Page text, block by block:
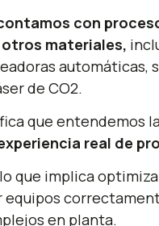
con
otros materiales,
automáticas,
de CO2.
que entendemos
real de
que implica
equipos
en planta.